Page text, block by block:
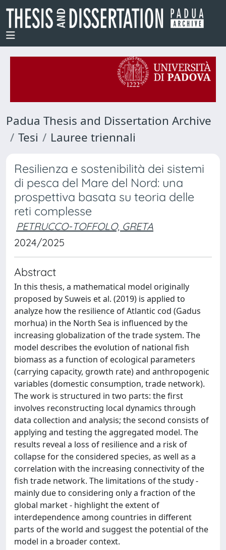
Padua Thesis and Dissertation Archive
Tesi
Lauree triennali
Resilienza e sostenibilità dei sistemi
di pesca del Mare del Nord: una
prospettiva basata su teoria delle
reti complesse
PETRUCCO-TOFFOLO, GRETA
2024/2025
Abstract
In this thesis, a mathematical model originally
proposed by Suweis et al. (2019) is applied to
analyze how the resilience of Atlantic cod (Gadus
morhua) in the North Sea is influenced by the
increasing globalization of the trade system. The
model describes the evolution of national fish
biomass as a function of ecological parameters
(carrying capacity, growth rate) and anthropogenic
variables (domestic consumption, trade network).
The work is structured in two parts: the first
involves reconstructing local dynamics through
data collection and analysis; the second consists of
applying and testing the aggregated model. The
results reveal a loss of resilience and a risk of
collapse for the considered species, as well as a
correlation with the increasing connectivity of the
fish trade network. The limitations of the study -
mainly due to considering only a fraction of the
global market - highlight the extent of
interdependence among countries in different
parts of the world and suggest the potential of the
model in a broader context.